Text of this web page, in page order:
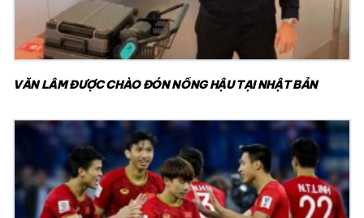
VĂN LÂM ĐƯỢC CHÀO ĐÓN NỒNG HẬU TẠI NHẬT BẢN